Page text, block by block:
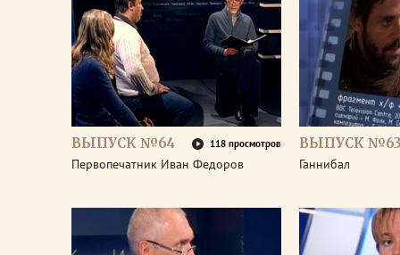
ВЫПУСК №64 118 просмотров
Первопечатник Иван Федоров
ВЫПУСК
Ганнибал